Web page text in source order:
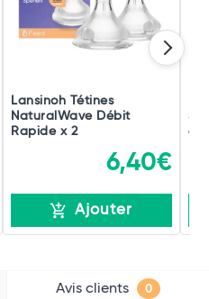
Lansinoh Tétines
NaturalWave Débit
Rapide x 2
6,40€
Ajouter
6
Avis clients 0